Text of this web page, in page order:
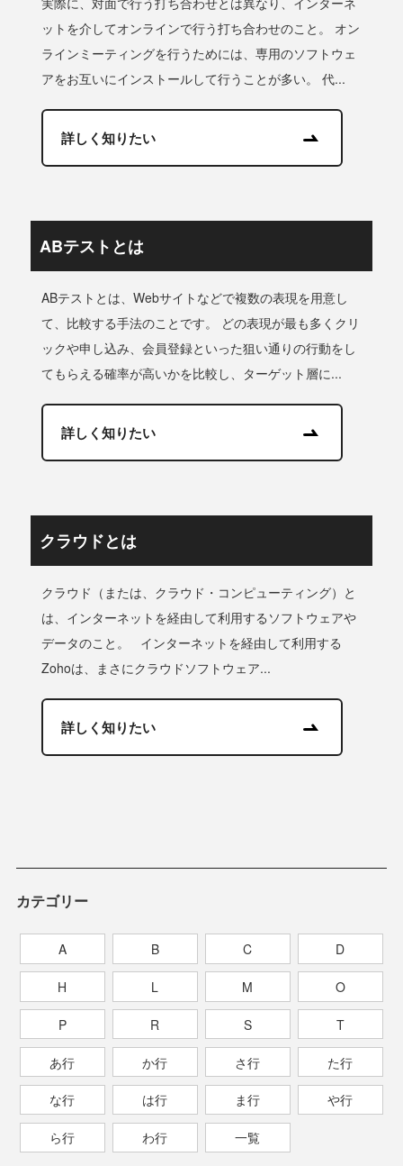
ットを介してオンラインで行う打ち合わせのこと。 オン
ラインミーティングを行うためには、専用のソフトウェ
アをお互いにインストールして行うことが多い。 代...
詳しく知りたい
ABテストとは
ABテストとは、Webサイトなどで複数の表現を用意し
て、比較する手法のことです。 どの表現が最も多くクリ
ックや申し込み、会員登録といった狙い通りの行動をし
てもらえる確率が高いかを比較し、ターゲット層に...
詳しく知りたい
クラウドとは
クラウド（または、クラウド・コンピューティング）と
は、インターネットを経由して利用するソフトウェアや
データのこと。 インターネットを経由して利用する
Zohoは、まさにクラウドソフトウェア...
詳しく知りたい
カテゴリー
A B C D
H L M O
P R S T
あ行 か行 さ行 た行
な行 は行 ま行 や行
ら行 わ行 一覧